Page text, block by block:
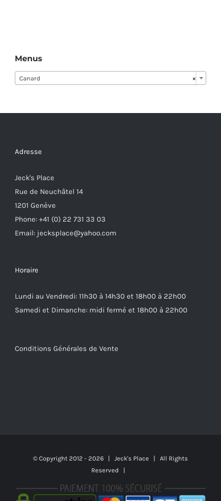
Menus
×
Canard
Adresse
Jeck's Place
Rue de Neuchâtel 14
1201 Genève
Phone: +41 (0) 22 731 33 03
Email: jecksplace@yahoo.com
Horaire
Lundi au Vendredi: 11h30 à 14h30 et 18h00 à 22h00
Samedi et Dimanche: midi fermé et 18h00 à 22h00
Conditions Générales de Vente
© Copyright 2012 - 2026 | Jeck's Place | All Rights
Reserved |